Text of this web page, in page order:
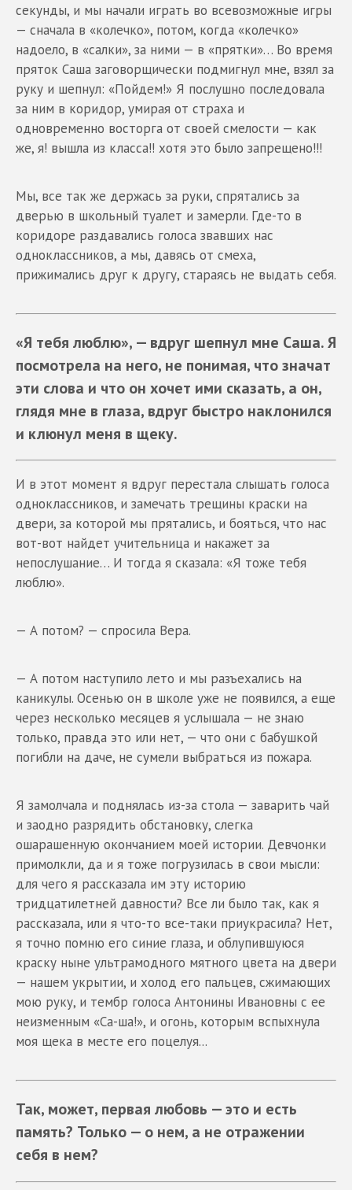
секунды, и мы начали играть во всевозможные игры
— сначала в «колечко», потом, когда «колечко»
надоело, в «салки», за ними — в «прятки»… Во время
пряток Саша заговорщически подмигнул мне, взял за
руку и шепнул: «Пойдем!» Я послушно последовала
за ним в коридор, умирая от страха и
одновременно восторга от своей смелости — как
же, я! вышла из класса!! хотя это было запрещено!!!
Мы, все так же держась за руки, спрятались за
дверью в школьный туалет и замерли. Где-то в
коридоре раздавались голоса звавших нас
одноклассников, а мы, давясь от смеха,
прижимались друг к другу, стараясь не выдать себя.
«Я тебя люблю», — вдруг шепнул мне Саша. Я
посмотрела на него, не понимая, что значат
эти слова и что он хочет ими сказать, а он,
глядя мне в глаза, вдруг быстро наклонился
и клюнул меня в щеку.
И в этот момент я вдруг перестала слышать голоса
одноклассников, и замечать трещины краски на
двери, за которой мы прятались, и бояться, что нас
вот-вот найдет учительница и накажет за
непослушание… И тогда я сказала: «Я тоже тебя
люблю».
— А потом? — спросила Вера.
— А потом наступило лето и мы разъехались на
каникулы. Осенью он в школе уже не появился, а еще
через несколько месяцев я услышала — не знаю
только, правда это или нет, — что они с бабушкой
погибли на даче, не сумели выбраться из пожара.
Я замолчала и поднялась из-за стола — заварить чай
и заодно разрядить обстановку, слегка
ошарашенную окончанием моей истории. Девчонки
примолкли, да и я тоже погрузилась в свои мысли:
для чего я рассказала им эту историю
тридцатилетней давности? Все ли было так, как я
рассказала, или я что-то все-таки приукрасила? Нет,
я точно помню его синие глаза, и облупившуюся
краску ныне ультрамодного мятного цвета на двери
— нашем укрытии, и холод его пальцев, сжимающих
мою руку, и тембр голоса Антонины Ивановны с ее
неизменным «Са-ша!», и огонь, которым вспыхнула
моя щека в месте его поцелуя...
Так, может, первая любовь — это и есть
память? Только — о нем, а не отражении
себя в нем?